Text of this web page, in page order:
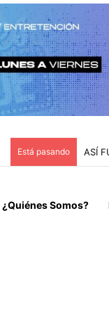
Está pasando ASÍ
¿Quiénes Somos?